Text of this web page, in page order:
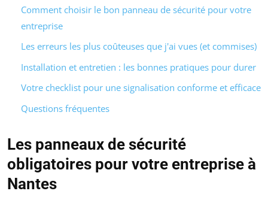
Comment choisir le bon panneau de sécurité pour votre
entreprise
Les erreurs les plus coûteuses que j'ai vues (et commises)
Installation et entretien : les bonnes pratiques pour durer
Votre checklist pour une signalisation conforme et efficace
Questions fréquentes
Les panneaux de sécurité
obligatoires pour votre entreprise à
Nantes